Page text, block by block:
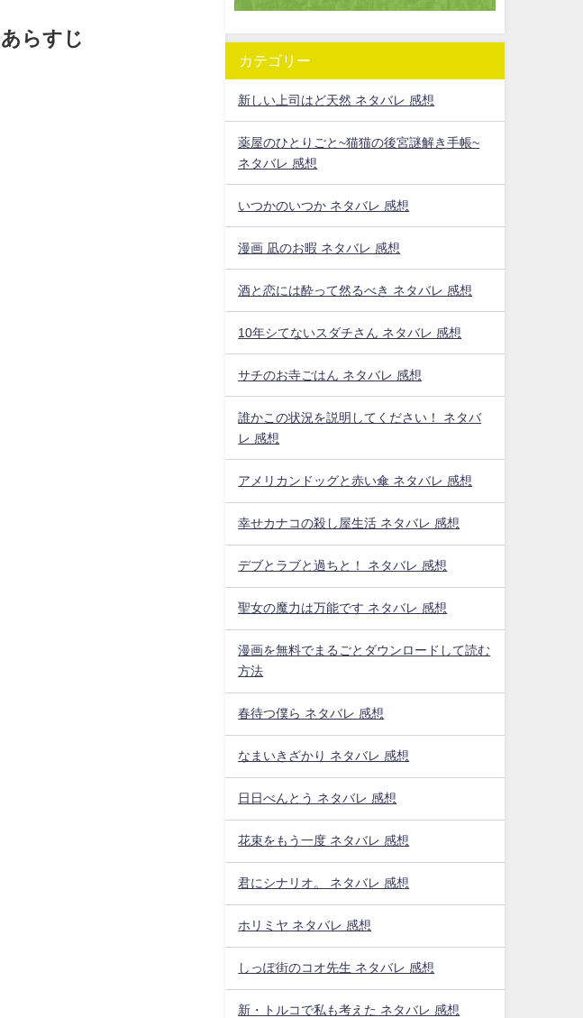
らすじ
カテゴリー
新しい上司はど天然 ネタバレ 感想
薬屋のひとりごと~猫猫の後宮謎解き手帳~
ネタバレ 感想
いつかのいつか ネタバレ 感想
漫画 凪のお暇 ネタバレ 感想
酒と恋には酔って然るべき ネタバレ 感想
10年シてないスダチさん ネタバレ 感想
サチのお寺ごはん ネタバレ 感想
誰かこの状況を説明してください！ ネタバ
レ 感想
アメリカンドッグと赤い傘 ネタバレ 感想
幸せカナコの殺し屋生活 ネタバレ 感想
デブとラブと過ちと！ ネタバレ 感想
聖女の魔力は万能です ネタバレ 感想
漫画を無料でまるごとダウンロードして読む
方法
春待つ僕ら ネタバレ 感想
なまいきざかり ネタバレ 感想
日日べんとう ネタバレ 感想
花束をもう一度 ネタバレ 感想
君にシナリオ。 ネタバレ 感想
ホリミヤ ネタバレ 感想
しっぽ街のコオ先生 ネタバレ 感想
新・トルコで私も考えた ネタバレ 感想